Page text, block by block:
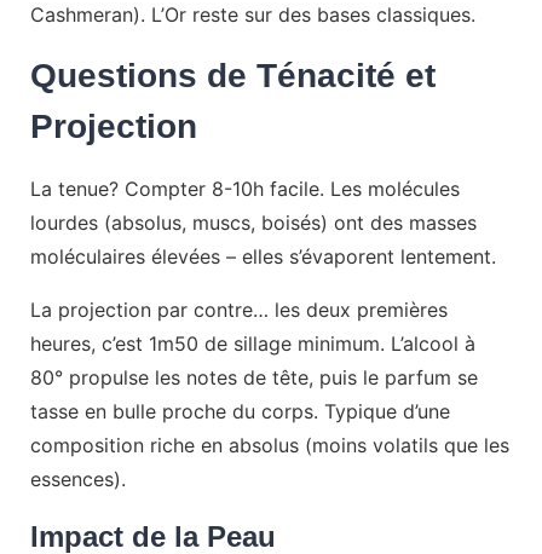
Cashmeran). L’Or reste sur des bases classiques.
Questions de Ténacité et
Projection
La tenue? Compter 8-10h facile. Les molécules
lourdes (absolus, muscs, boisés) ont des masses
moléculaires élevées – elles s’évaporent lentement.
La projection par contre… les deux premières
heures, c’est 1m50 de sillage minimum. L’alcool à
80° propulse les notes de tête, puis le parfum se
tasse en bulle proche du corps. Typique d’une
composition riche en absolus (moins volatils que les
essences).
Impact de la Peau